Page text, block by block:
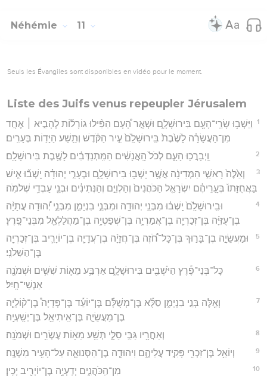
Néhémie 11
Seuls les Évangiles sont disponibles en vidéo pour le moment.
Liste des Juifs venus repeupler Jérusalem
1
וַיֵּשְׁב֥וּ שָׂרֵֽי־הָעָ֖ם בִּירוּשָׁלִָ֑ם וּשְׁאָ֣ר הָ֠עָם הִפִּ֨ילוּ גוֹרָל֜וֹת לְהָבִ֣יא ׀ אֶחָ֣ד
מִן־הָעֲשָׂרָ֗ה לָשֶׁ֙בֶת֙ בִּֽירוּשָׁלִַ֙ם֙ עִ֣יר הַקֹּ֔דֶשׁ וְתֵ֥שַׁע הַיָּד֖וֹת בֶּעָרִֽים׃
2 וַֽיְבָרֲכ֖וּ הָעָ֑ם לְכֹל֙ הָֽאֲנָשִׁ֔ים הַמִּֽתְנַדְּבִ֔ים לָשֶׁ֖בֶת בִּירוּשָׁלִָֽם׃
3
וְאֵ֙לֶּה֙ רָאשֵׁ֣י הַמְּדִינָ֔ה אֲשֶׁ֥ר יָשְׁב֖וּ בִּירוּשָׁלִָ֑ם וּבְעָרֵ֣י יְהוּדָ֗ה יָֽשְׁב֞וּ אִ֤ישׁ
בַּאֲחֻזָּתוֹ֙ בְּעָ֣רֵיהֶ֔ם יִשְׂרָאֵ֤ל הַכֹּהֲנִים֙ וְהַלְוִיִּ֣ם וְהַנְּתִינִ֔ים וּבְנֵ֖י עַבְדֵ֥י שְׁלֹמֹֽה׃
4
וּבִֽירוּשָׁלִַ֙ם֙ יָֽשְׁב֔וּ מִבְּנֵ֥י יְהוּדָ֖ה וּמִבְּנֵ֣י בִנְיָמִ֑ן מִבְּנֵ֣י יְ֠הוּדָה עֲתָיָ֨ה
בֶן־עֻזִּיָּ֜ה בֶּן־זְכַרְיָ֧ה בֶן־אֲמַרְיָ֛ה בֶּן־שְׁפַטְיָ֥ה בֶן־מַהֲלַלְאֵ֖ל מִבְּנֵי־פָֽרֶץ׃
5
וּמַעֲשֵׂיָ֣ה בֶן־בָּר֣וּךְ בֶּן־כָּל־חֹ֠זֶה בֶּן־חֲזָיָ֨ה בֶן־עֲדָיָ֧ה בֶן־יוֹיָרִ֛יב בֶּן־זְכַרְיָ֖ה
בֶּן־הַשִּׁלֹנִֽי׃
6
כָּל־בְּנֵי־פֶ֕רֶץ הַיֹּשְׁבִ֖ים בִּירוּשָׁלִָ֑ם אַרְבַּ֥ע מֵא֛וֹת שִׁשִּׁ֥ים וּשְׁמֹנָ֖ה
אַנְשֵׁי־חָֽיִל׃
7
וְאֵ֖לֶּה בְּנֵ֣י בִנְיָמִ֑ן סַלֻּ֡א בֶּן־מְשֻׁלָּ֡ם בֶּן־יוֹעֵ֡ד בֶּן־פְּדָיָה֩ בֶן־ק֨וֹלָיָ֧ה
בֶן־מַעֲשֵׂיָ֛ה בֶּן־אִֽיתִיאֵ֖ל בֶּן־יְשַֽׁעְיָֽה׃
8 וְאַחֲרָ֖יו גַּבַּ֣י סַלָּ֑י תְּשַׁ֥ע מֵא֖וֹת עֶשְׂרִ֥ים וּשְׁמֹנָֽה׃
9 וְיוֹאֵ֥ל בֶּן־זִכְרִ֖י פָּקִ֣יד עֲלֵיהֶ֑ם וִיהוּדָ֧ה בֶן־הַסְּנוּאָ֛ה עַל־הָעִ֖יר מִשְׁנֶֽה׃
10 מִן־הַֽכֹּהֲנִ֑ים יְדַֽעְיָ֥ה בֶן־יוֹיָרִ֖יב יָכִֽין׃